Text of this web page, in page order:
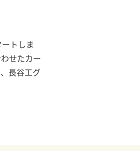
トしま
せたカー
長谷工グ